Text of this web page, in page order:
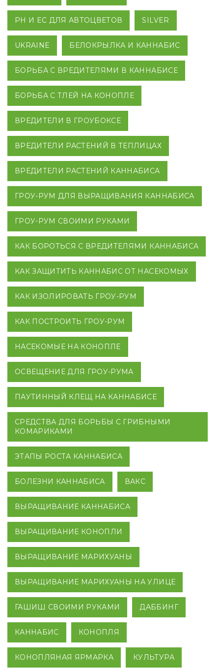
PH И EC ДЛЯ АВТОЦВЕТОВ SILVER
UKRAINE БЕЛОКРЫЛКА И КАННАБИС
БОРЬБА С ВРЕДИТЕЛЯМИ В КАННАБИСЕ
БОРЬБА С ТЛЕЙ НА КОНОПЛЕ
ВРЕДИТЕЛИ В ГРОУБОКСЕ
ВРЕДИТЕЛИ РАСТЕНИЙ В ТЕПЛИЦАХ
ВРЕДИТЕЛИ РАСТЕНИЙ КАННАБИСА
ГРОУ-РУМ ДЛЯ ВЫРАЩИВАНИЯ КАННАБИСА
ГРОУ-РУМ СВОИМИ РУКАМИ
КАК БОРОТЬСЯ С ВРЕДИТЕЛЯМИ КАННАБИСА
КАК ЗАЩИТИТЬ КАННАБИС ОТ НАСЕКОМЫХ
КАК ИЗОЛИРОВАТЬ ГРОУ-РУМ
КАК ПОСТРОИТЬ ГРОУ-РУМ
НАСЕКОМЫЕ НА КОНОПЛЕ
ОСВЕЩЕНИЕ ДЛЯ ГРОУ-РУМА
ПАУТИННЫЙ КЛЕЩ НА КАННАБИСЕ
СРЕДСТВА ДЛЯ БОРЬБЫ С ГРИБНЫМИ
КОМАРИКАМИ
ЭТАПЫ РОСТА КАННАБИСА
БОЛЕЗНИ КАННАБИСА ВАКС
ВЫРАЩИВАНИЕ КАННАБИСА
ВЫРАЩИВАНИЕ КОНОПЛИ
ВЫРАЩИВАНИЕ МАРИХУАНЫ
ВЫРАЩИВАНИЕ МАРИХУАНЫ НА УЛИЦЕ
ГАШИШ СВОИМИ РУКАМИ ДАББИНГ
КАННАБИС КОНОПЛЯ
КОНОПЛЯНАЯ ЯРМАРКА КУЛЬТУРА